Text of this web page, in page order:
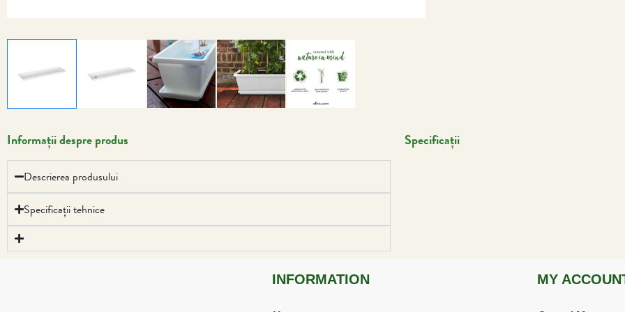
Informații despre produs
Descrierea produsului
Specificații tehnice
Specificații
INFORMATION MY